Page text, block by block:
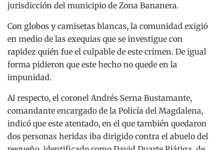
jurisdicción del municipio de Zona Bananera.
Con globos y camisetas blancas, la comunidad exigió
en medio de las exequias que se investigue con
rapidez quién fue el culpable de este crimen. De igual
forma pidieron que este hecho no quede en la
impunidad.
Al respecto, el coronel Andrés Serna Bustamante,
comandante encargado de la Policía del Magdalena,
indicó que este atentado, en el que también quedaron
dos personas heridas iba dirigido contra el abuelo del